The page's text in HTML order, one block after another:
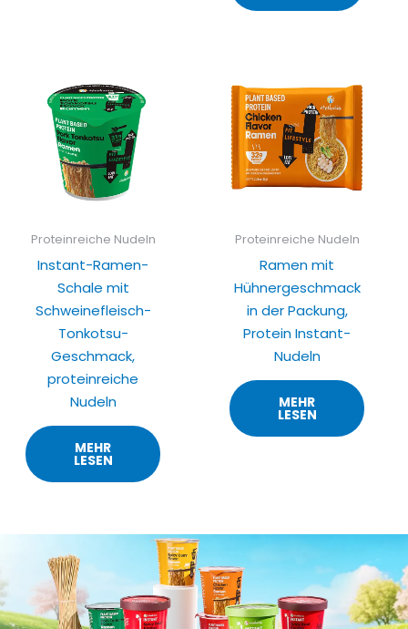
Proteinreiche Nudeln
Instant-Ramen-
Schale mit
Schweinefleisch-
Tonkotsu-
Geschmack,
proteinreiche
Nudeln
MEHR
LESEN
Proteinreiche Nudeln
Ramen mit
Hühnergeschmack
in der Packung,
Protein Instant-
Nudeln
MEHR
LESEN